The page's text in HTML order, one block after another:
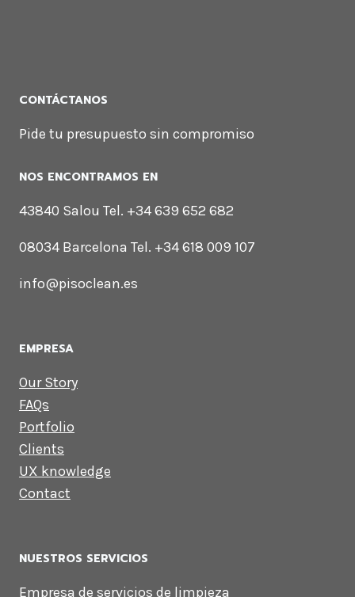
CONTÁCTANOS
Pide tu presupuesto sin compromiso
NOS ENCONTRAMOS EN
43840 Salou Tel. +34 639 652 682
08034 Barcelona Tel. +34 618 009 107
info@pisoclean.es
EMPRESA
Our Story
FAQs
Portfolio
Clients
UX knowledge
Contact
NUESTROS SERVICIOS
Empresa de servicios de limpieza